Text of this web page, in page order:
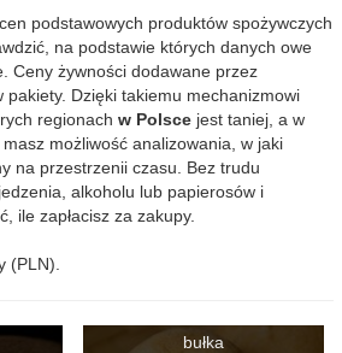
podstawowych produktów spożywczych
na podstawie których danych owe
Ceny żywności dodawane przez
pakiety. Dzięki takiemu mechanizmowi
regionach w Polsce jest taniej, a w
możliwość analizowania, w jaki
na przestrzenii czasu. Bez trudu
alkoholu lub papierosów i
ile zapłacisz za zakupy.
(PLN).
bułka